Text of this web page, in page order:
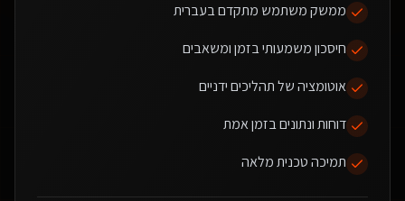
ממשק משתמש מתקדם בעברית
חיסכון משמעותי בזמן ומשאבים
אוטומציה של תהליכים ידניים
דוחות ונתונים בזמן אמת
תמיכה טכנית מלאה